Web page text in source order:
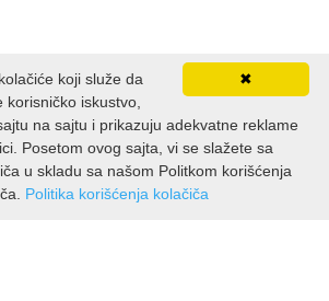
✖
koji služe da
korisničko iskustvo,
na sajtu i prikazuju adekvatne reklame
Posetom ovog sajta, vi se slažete sa
u skladu sa našom Politkom korišćenja
Politika korišćenja kolačiča